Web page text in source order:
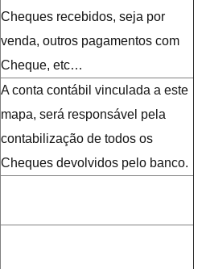
Cheques recebidos, seja por
venda, outros pagamentos com
Cheque, etc…
A conta contábil vinculada a este
mapa, será responsável pela
contabilização de todos os
Cheques devolvidos pelo banco.